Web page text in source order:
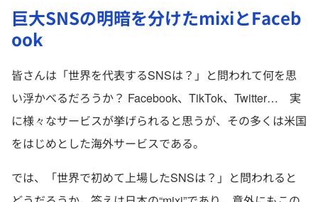
巨大SNSの明暗を分けたmixiとFaceb
ook
皆さんは「世界を代表するSNSは？」と問われて何を思
い浮かべるだろうか？ Facebook、TikTok、Twitter… 実
に様々なサービスが挙げられると思うが、その多くは米国
をはじめとした海外サービスである。
では、「世界で初めて上場したSNSは？」と問われると